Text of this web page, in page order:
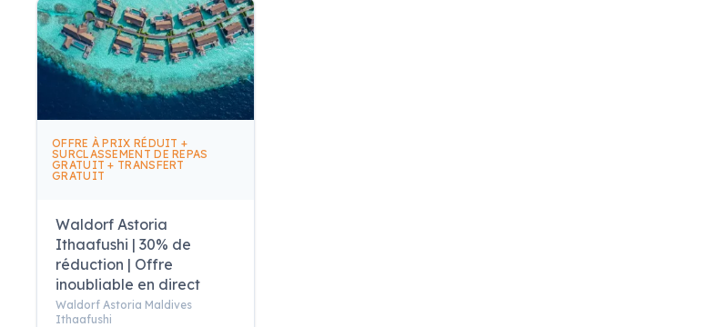
OFFRE À PRIX RÉDUIT +
SURCLASSEMENT DE REPAS
GRATUIT + TRANSFERT
GRATUIT
Waldorf Astoria
Ithaafushi | 30% de
réduction | Offre
inoubliable en direct
Waldorf Astoria Maldives
Ithaafushi